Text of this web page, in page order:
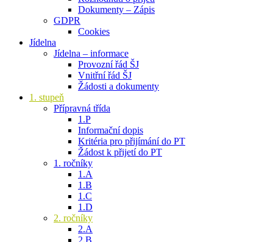
Dokumenty – Zápis
GDPR
Cookies
Jídelna
Jídelna – informace
Provozní řád ŠJ
Vnitřní řád ŠJ
Žádosti a dokumenty
1. stupeň
Přípravná třída
1.P
Informační dopis
Kritéria pro přijímání do PT
Žádost k přijetí do PT
1. ročníky
1.A
1.B
1.C
1.D
2. ročníky
2.A
2.B